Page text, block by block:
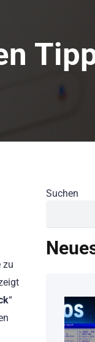
zu
“
Suchen